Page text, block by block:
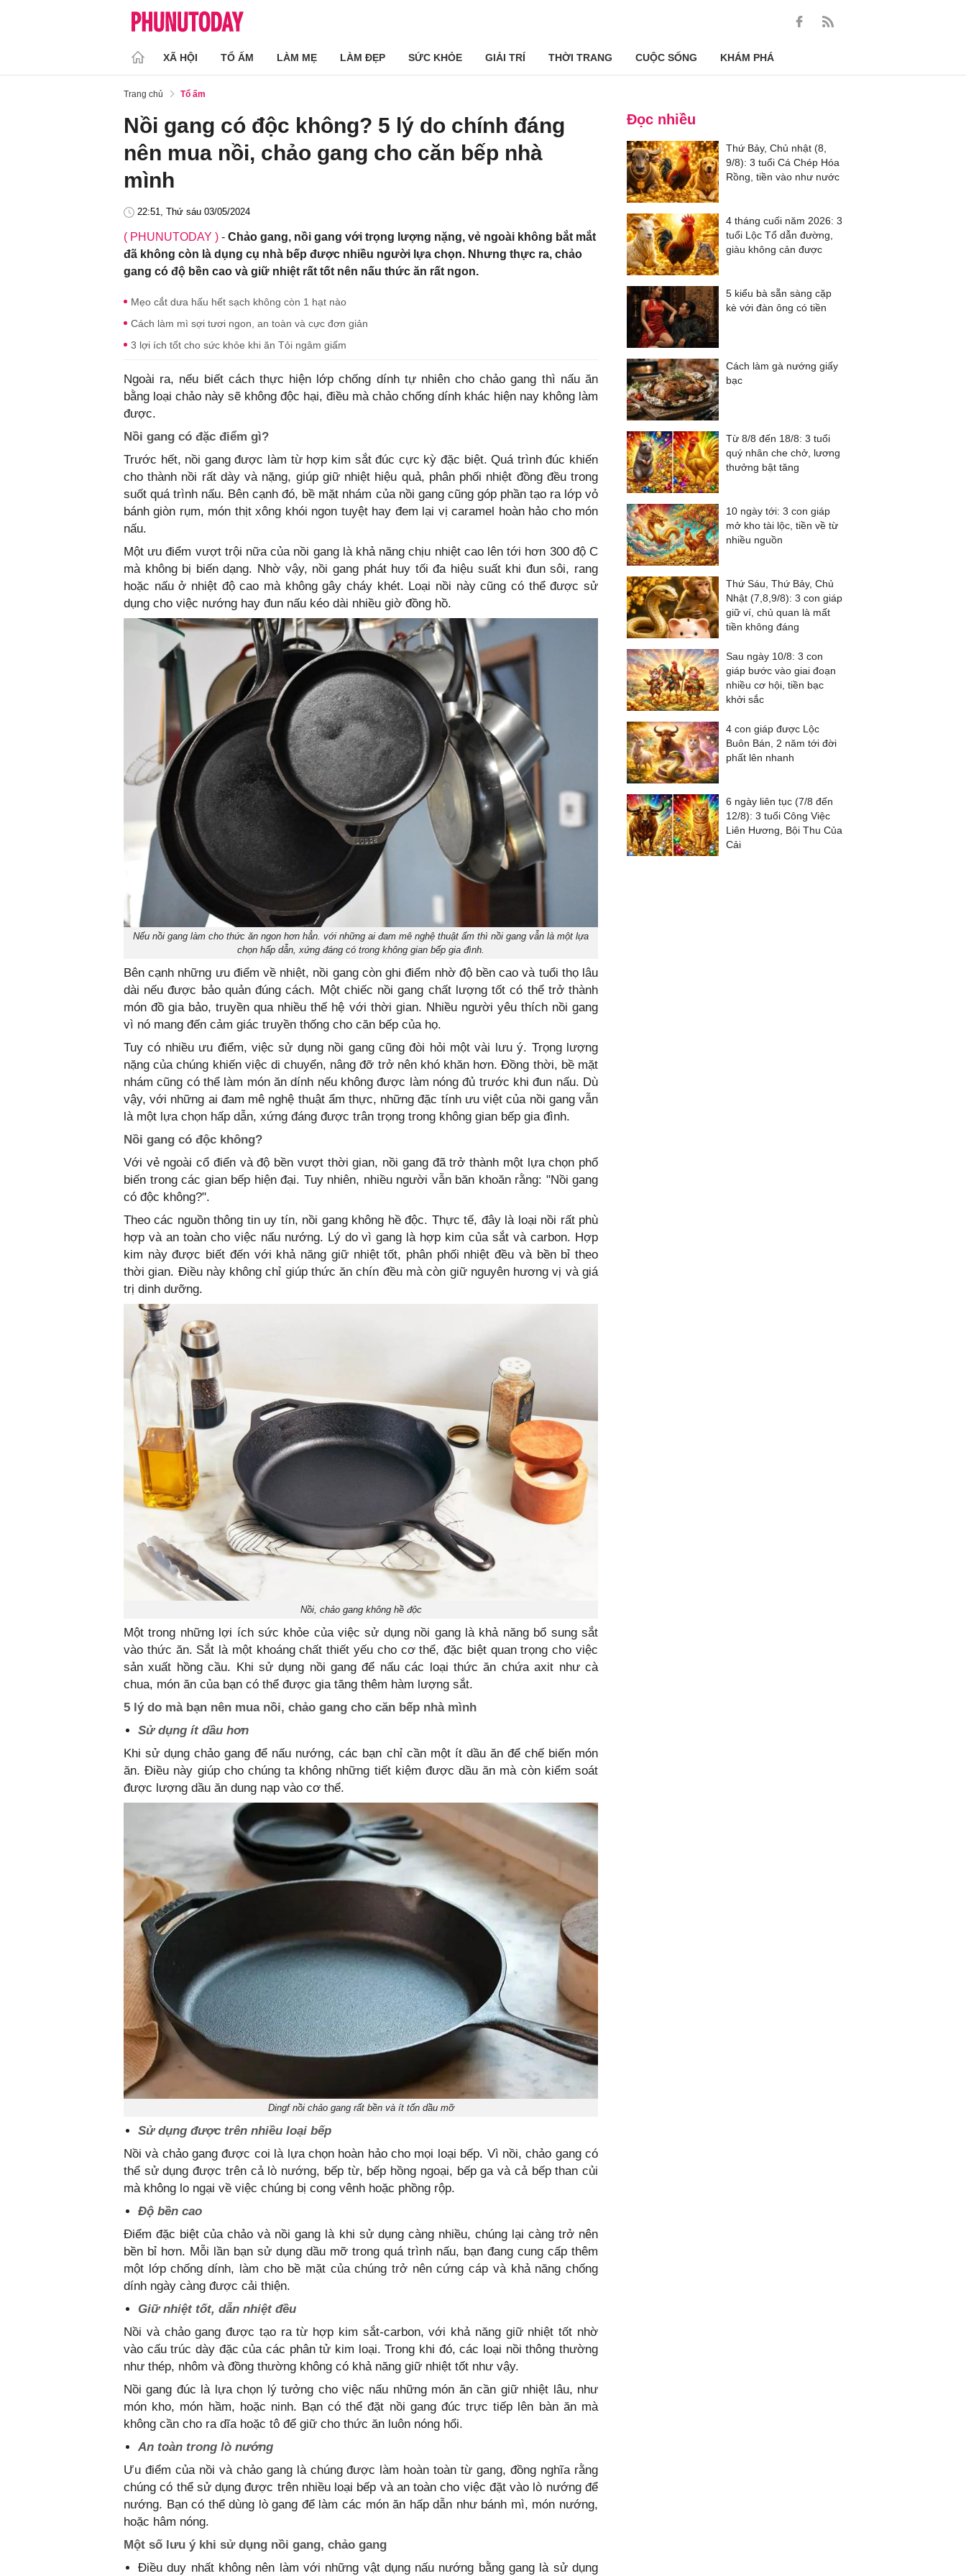
XÃ HỘI TỔ ẤM LÀM MẸ LÀM ĐẸP SỨC KHỎE GIẢI TRÍ THỜI TRANG CUỘC SỐNG KHÁM PHÁ
Trang chủ Tổ ấm
Nồi gang có độc không? 5 lý do chính đáng
nên mua nồi, chảo gang cho căn bếp nhà
mình
22:51, Thứ sáu 03/05/2024
( PHUNUTODAY ) - Chảo gang, nồi gang với trọng lượng nặng, vẻ ngoài không bắt mắt
đã không còn là dụng cụ nhà bếp được nhiều người lựa chọn. Nhưng thực ra, chảo
gang có độ bền cao và giữ nhiệt rất tốt nên nấu thức ăn rất ngon.
Mẹo cắt dưa hấu hết sạch không còn 1 hạt nào
Cách làm mì sợi tươi ngon, an toàn và cực đơn giản
3 lợi ích tốt cho sức khỏe khi ăn Tỏi ngâm giấm
Ngoài ra, nếu biết cách thực hiện lớp chống dính tự nhiên cho chảo gang thì nấu ăn
bằng loại chảo này sẽ không độc hại, điều mà chảo chống dính khác hiện nay không làm
được.
Nồi gang có đặc điểm gì?
Trước hết, nồi gang được làm từ hợp kim sắt đúc cực kỳ đặc biệt. Quá trình đúc khiến
cho thành nồi rất dày và nặng, giúp giữ nhiệt hiệu quả, phân phối nhiệt đồng đều trong
suốt quá trình nấu. Bên cạnh đó, bề mặt nhám của nồi gang cũng góp phần tạo ra lớp vỏ
bánh giòn rụm, món thịt xông khói ngon tuyệt hay đem lại vị caramel hoàn hảo cho món
nấu.
Một ưu điểm vượt trội nữa của nồi gang là khả năng chịu nhiệt cao lên tới hơn 300 độ C
mà không bị biến dạng. Nhờ vậy, nồi gang phát huy tối đa hiệu suất khi đun sôi, rang
hoặc nấu ở nhiệt độ cao mà không gây cháy khét. Loại nồi này cũng có thể được sử
dụng cho việc nướng hay đun nấu kéo dài nhiều giờ đồng hồ.
Nếu nồi gang làm cho thức ăn ngon hơn hẳn. với những ai đam mê nghệ thuật ẩm thì nồi gang vẫn là một lựa
chọn hấp dẫn, xứng đáng có trong không gian bếp gia đình.
Bên cạnh những ưu điểm về nhiệt, nồi gang còn ghi điểm nhờ độ bền cao và tuổi thọ lâu
dài nếu được bảo quản đúng cách. Một chiếc nồi gang chất lượng tốt có thể trở thành
món đồ gia bảo, truyền qua nhiều thế hệ với thời gian. Nhiều người yêu thích nồi gang
vì nó mang đến cảm giác truyền thống cho căn bếp của họ.
Tuy có nhiều ưu điểm, việc sử dụng nồi gang cũng đòi hỏi một vài lưu ý. Trọng lượng
nặng của chúng khiến việc di chuyển, nâng đỡ trở nên khó khăn hơn. Đồng thời, bề mặt
nhám cũng có thể làm món ăn dính nếu không được làm nóng đủ trước khi đun nấu. Dù
vậy, với những ai đam mê nghệ thuật ẩm thực, những đặc tính ưu việt của nồi gang vẫn
là một lựa chọn hấp dẫn, xứng đáng được trân trọng trong không gian bếp gia đình.
Nồi gang có độc không?
Với vẻ ngoài cổ điển và độ bền vượt thời gian, nồi gang đã trở thành một lựa chọn phổ
biến trong các gian bếp hiện đại. Tuy nhiên, nhiều người vẫn băn khoăn rằng: "Nồi gang
có độc không?".
Theo các nguồn thông tin uy tín, nồi gang không hề độc. Thực tế, đây là loại nồi rất phù
hợp và an toàn cho việc nấu nướng. Lý do vì gang là hợp kim của sắt và carbon. Hợp
kim này được biết đến với khả năng giữ nhiệt tốt, phân phối nhiệt đều và bền bỉ theo
thời gian. Điều này không chỉ giúp thức ăn chín đều mà còn giữ nguyên hương vị và giá
trị dinh dưỡng.
Nồi, chảo gang không hề độc
Một trong những lợi ích sức khỏe của việc sử dụng nồi gang là khả năng bổ sung sắt
vào thức ăn. Sắt là một khoáng chất thiết yếu cho cơ thể, đặc biệt quan trọng cho việc
sản xuất hồng cầu. Khi sử dụng nồi gang để nấu các loại thức ăn chứa axit như cà
chua, món ăn của bạn có thể được gia tăng thêm hàm lượng sắt.
5 lý do mà bạn nên mua nồi, chảo gang cho căn bếp nhà mình
Sử dụng ít dầu hơn
Khi sử dụng chảo gang để nấu nướng, các bạn chỉ cần một ít dầu ăn để chế biến món
ăn. Điều này giúp cho chúng ta không những tiết kiệm được dầu ăn mà còn kiểm soát
được lượng dầu ăn dung nạp vào cơ thể.
Dingf nồi chảo gang rất bền và ít tốn dầu mỡ
Sử dụng được trên nhiều loại bếp
Nồi và chảo gang được coi là lựa chọn hoàn hảo cho mọi loại bếp. Vì nồi, chảo gang có
thể sử dụng được trên cả lò nướng, bếp từ, bếp hồng ngoại, bếp ga và cả bếp than củi
mà không lo ngại về việc chúng bị cong vênh hoặc phồng rộp.
Độ bền cao
Điểm đặc biệt của chảo và nồi gang là khi sử dụng càng nhiều, chúng lại càng trở nên
bền bỉ hơn. Mỗi lần bạn sử dụng dầu mỡ trong quá trình nấu, bạn đang cung cấp thêm
một lớp chống dính, làm cho bề mặt của chúng trở nên cứng cáp và khả năng chống
dính ngày càng được cải thiện.
Giữ nhiệt tốt, dẫn nhiệt đều
Nồi và chảo gang được tạo ra từ hợp kim sắt-carbon, với khả năng giữ nhiệt tốt nhờ
vào cấu trúc dày đặc của các phân tử kim loại. Trong khi đó, các loại nồi thông thường
như thép, nhôm và đồng thường không có khả năng giữ nhiệt tốt như vậy.
Nồi gang đúc là lựa chọn lý tưởng cho việc nấu những món ăn cần giữ nhiệt lâu, như
món kho, món hầm, hoặc ninh. Bạn có thể đặt nồi gang đúc trực tiếp lên bàn ăn mà
không cần cho ra dĩa hoặc tô để giữ cho thức ăn luôn nóng hổi.
An toàn trong lò nướng
Ưu điểm của nồi và chảo gang là chúng được làm hoàn toàn từ gang, đồng nghĩa rằng
chúng có thể sử dụng được trên nhiều loại bếp và an toàn cho việc đặt vào lò nướng để
nướng. Bạn có thể dùng lò gang để làm các món ăn hấp dẫn như bánh mì, món nướng,
hoặc hâm nóng.
Một số lưu ý khi sử dụng nồi gang, chảo gang
Điều duy nhất không nên làm với những vật dụng nấu nướng bằng gang là sử dụng
Đọc nhiều
Thứ Bảy, Chủ nhật (8,
9/8): 3 tuổi Cá Chép Hóa
Rồng, tiền vào như nước
4 tháng cuối năm 2026: 3
tuổi Lộc Tổ dẫn đường,
giàu không cản được
5 kiểu bà sẵn sàng cặp
kè với đàn ông có tiền
Cách làm gà nướng giấy
bạc
Từ 8/8 đến 18/8: 3 tuổi
quý nhân che chở, lương
thưởng bật tăng
10 ngày tới: 3 con giáp
mở kho tài lộc, tiền về từ
nhiều nguồn
Thứ Sáu, Thứ Bảy, Chủ
Nhật (7,8,9/8): 3 con giáp
giữ ví, chủ quan là mất
tiền không đáng
Sau ngày 10/8: 3 con
giáp bước vào giai đoạn
nhiều cơ hội, tiền bạc
khởi sắc
4 con giáp được Lộc
Buôn Bán, 2 năm tới đời
phất lên nhanh
6 ngày liên tục (7/8 đến
12/8): 3 tuổi Công Việc
Liên Hương, Bội Thu Của
Cải